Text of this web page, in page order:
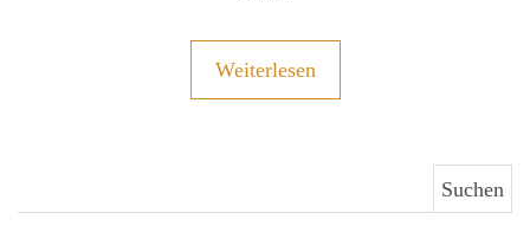
Weiterlesen